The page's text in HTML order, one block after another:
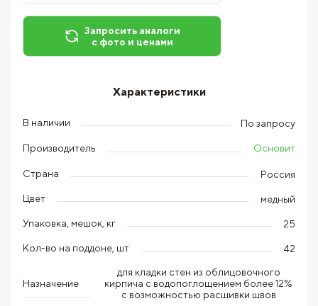
Запросить аналоги
с фото и ценами
Характеристики
В наличии По запросу
Производитель Основит
Страна Россия
Цвет медный
Упаковка, мешок, кг 25
Кол-во на поддоне, шт 42
Назначение
для кладки стен из облицовочного
кирпича с водопоглощением более 12%
с возможностью расшивки швов